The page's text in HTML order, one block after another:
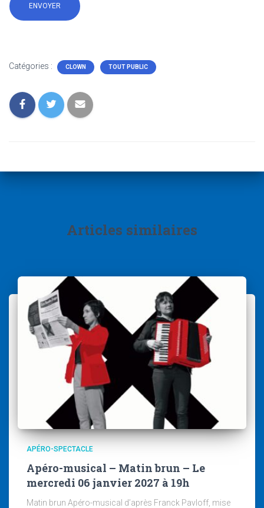
Catégories : CLOWN TOUT PUBLIC
Articles similaires
APÉRO-SPECTACLE
Apéro-musical – Matin brun – Le
mercredi 06 janvier 2027 à 19h
Matin brun Apéro-musical d’après Franck Pavloff, mise